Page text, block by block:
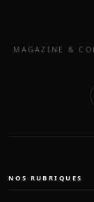
MAGAZINE &
NOS RUBRIQUES